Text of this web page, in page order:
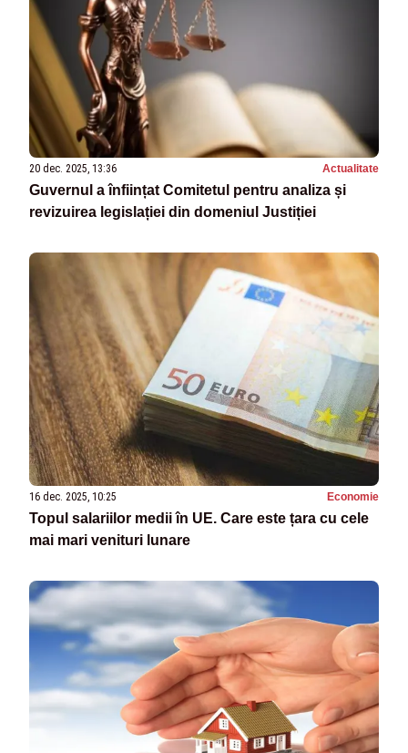
20 dec. 2025, 13:36 Actualitate
Guvernul a înființat Comitetul pentru analiza și
revizuirea legislației din domeniul Justiției
16 dec. 2025, 10:25 Economie
Topul salariilor medii în UE. Care este țara cu cele
mai mari venituri lunare